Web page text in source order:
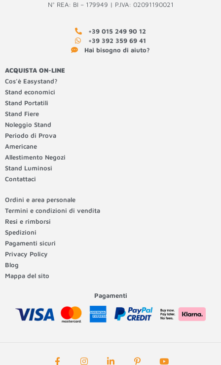
N° REA: BI – 179949 | P.IVA: 02091190021
+39 015 249 90 12
+39 392 359 69 41
Hai bisogno di aiuto?
ACQUISTA ON-LINE
Cos’è Easystand?
Stand economici
Stand Portatili
Stand Fiere
Noleggio Stand
Periodo di Prova
Americane
Allestimento Negozi
Stand Luminosi
Contattaci
Ordini e area personale
Termini e condizioni di vendita
Resi e rimborsi
Spedizioni
Pagamenti sicuri
Privacy Policy
Blog
Mappa del sito
Pagamenti